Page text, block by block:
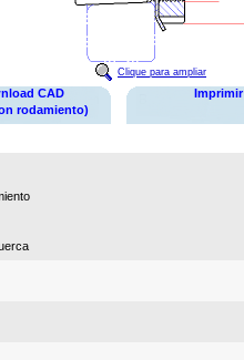
Clique para ampliar
CAD
rodamiento)
Imprimir